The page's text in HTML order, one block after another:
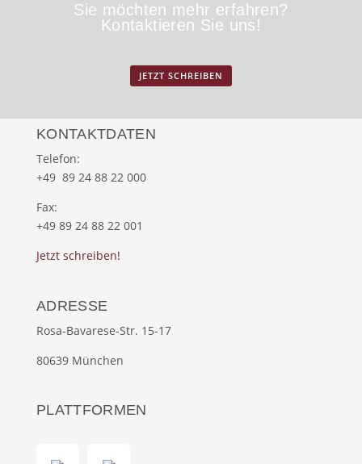
Sie möchten mehr erfahren?
Kontaktieren Sie uns!
JETZT SCHREIBEN
KONTAKTDATEN
Telefon:
+49 89 24 88 22 000
Fax:
+49 89 24 88 22 001
Jetzt schreiben!
ADRESSE
Rosa-Bavarese-Str. 15-17
80639 München
PLATTFORMEN